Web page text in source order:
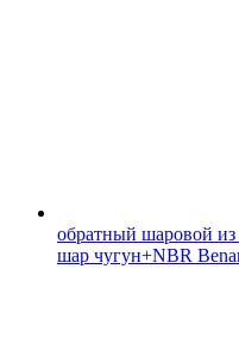
обратный шаровой
шар чугун+NBR